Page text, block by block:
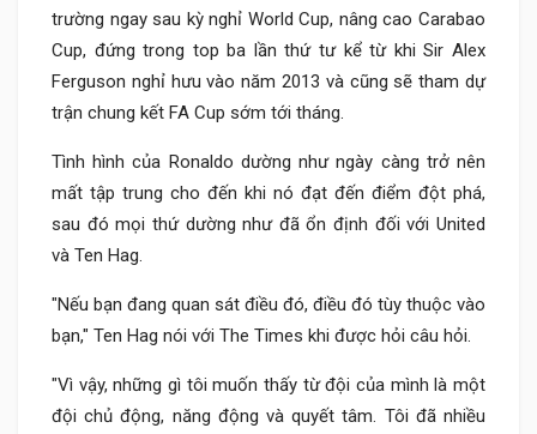
trường ngay sau kỳ nghỉ World Cup, nâng cao Carabao
Cup, đứng trong top ba lần thứ tư kể từ khi Sir Alex
Ferguson nghỉ hưu vào năm 2013 và cũng sẽ tham dự
trận chung kết FA Cup sớm tới tháng.
Tình hình của Ronaldo dường như ngày càng trở nên
mất tập trung cho đến khi nó đạt đến điểm đột phá,
sau đó mọi thứ dường như đã ổn định đối với United
và Ten Hag.
"Nếu bạn đang quan sát điều đó, điều đó tùy thuộc vào
bạn," Ten Hag nói với The Times khi được hỏi câu hỏi.
"Vì vậy, những gì tôi muốn thấy từ đội của mình là một
đội chủ động, năng động và quyết tâm. Tôi đã nhiều